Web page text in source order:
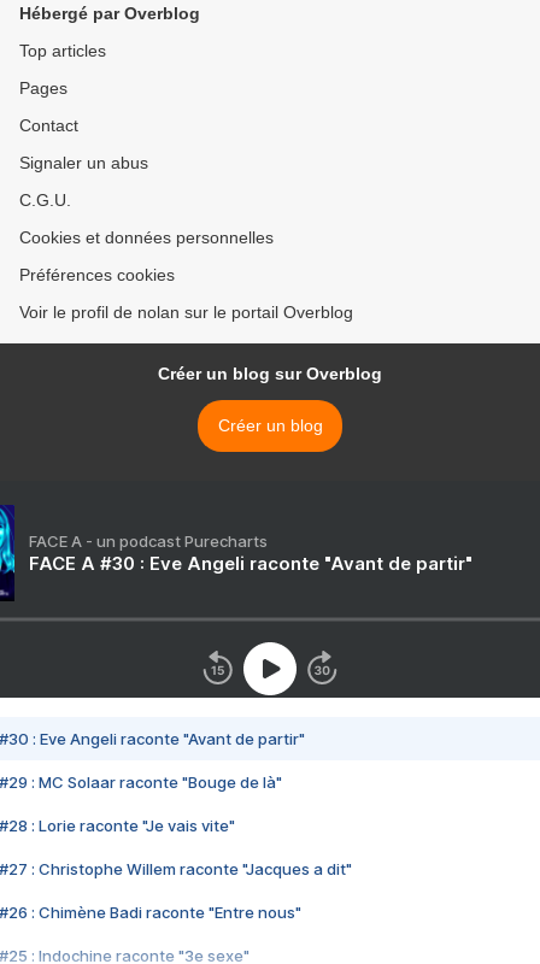
Hébergé par Overblog
Top articles
Pages
Contact
Signaler un abus
C.G.U.
Cookies et données personnelles
Préférences cookies
Voir le profil de nolan sur le portail Overblog
Créer un blog sur Overblog
Créer un blog
FACE A - un podcast Purecharts
FACE A #30 : Eve Angeli raconte "Avant de partir"
#30 : Eve Angeli raconte "Avant de partir"
#29 : MC Solaar raconte "Bouge de là"
#28 : Lorie raconte "Je vais vite"
#27 : Christophe Willem raconte "Jacques a dit"
#26 : Chimène Badi raconte "Entre nous"
#25 : Indochine raconte "3e sexe"